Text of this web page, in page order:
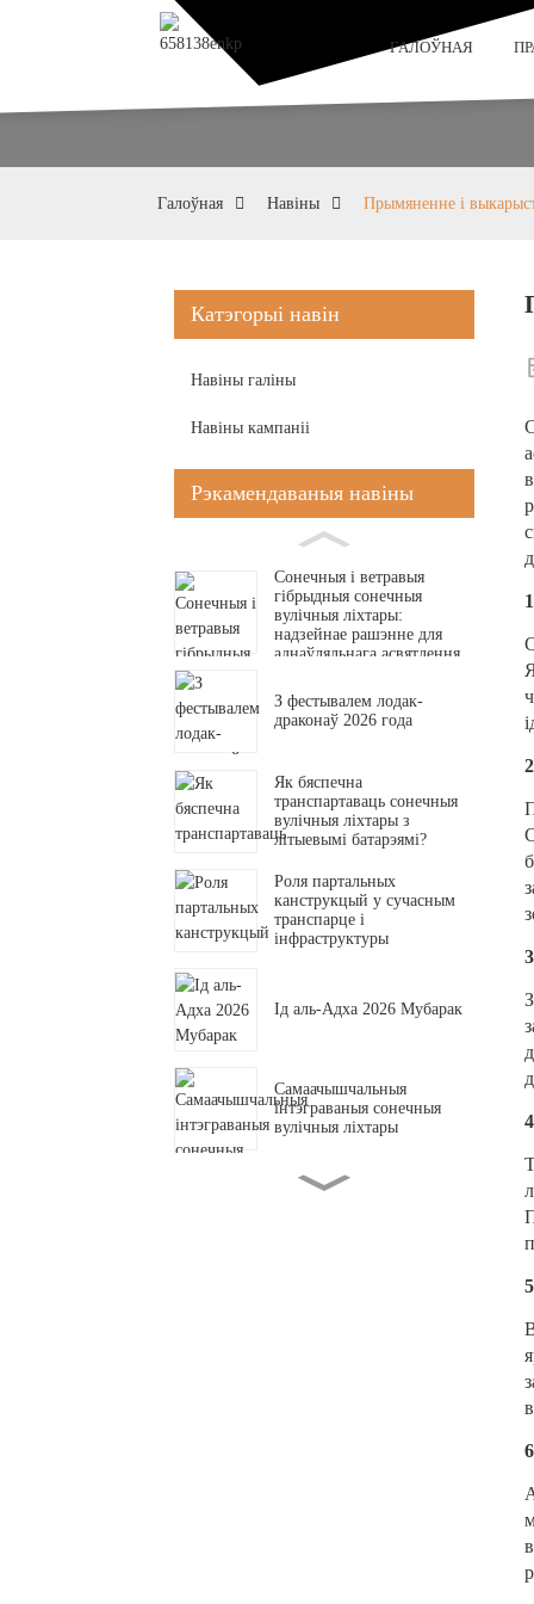
ГАЛОЎНАЯ
Галоўная Навіны Прымяненне і
Катэгорыі навін
Навіны галіны
Навіны кампаніі
Рэкамендаваныя навіны
Сонечныя і ветравыя
гібрыдныя сонечныя
вулічныя ліхтары:
надзейнае рашэнне для
аднаўляльнага асвятлення
З фестывалем лодак-
драконаў 2026 года
Як бяспечна
транспартаваць сонечныя
вулічныя ліхтары з
літыевымі батарэямі?
Роля партальных
канструкцый у сучасным
транспарце і
інфраструктуры
Ід аль-Адха 2026 Мубарак
Самаачышчальныя
інтэграваныя сонечныя
вулічныя ліхтары
Надзейныя рашэнні для